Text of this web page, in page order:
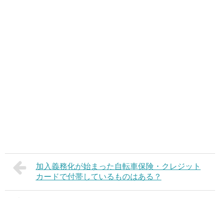
加入義務化が始まった自転車保険・クレジット
カードで付帯しているものはある？